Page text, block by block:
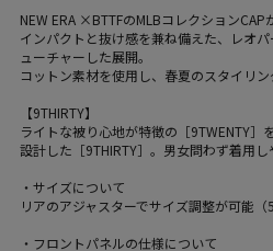
NEW ERA ×BTTFのMLBコレクションCAP
インパクトと抜け感を兼ね備えた、レオ
ューチャーした展開。
コットン素材を使用し、春夏のスタイリ
【9THIRTY】
ライトな被り心地が特徴の［9TWENTY］
設計した［9THIRTY］。男女問わず着用し
・サイズについて
リアのアジャスターでサイズ調整が可能（
・フロントパネルの仕様について